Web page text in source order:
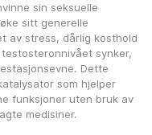
sin seksuelle
sitt generelle
av stress, dårlig kosthold
synker,
Dette
som hjelper
funksjoner uten bruk av
medisiner.